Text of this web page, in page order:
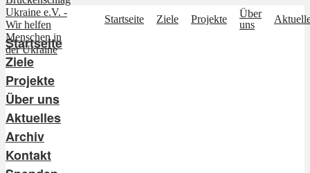
Startseite Ziele Projekte
Über
uns
Startseite
Ziele
Projekte
Über uns
Aktuelles
Archiv
Kontakt